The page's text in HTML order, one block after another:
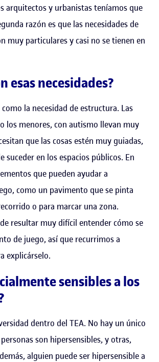
arquitectos y urbanistas teníamos que
razón es que las necesidades de
muy particulares y casi no se tienen en
esas necesidades?
la necesidad de estructura. Las
los menores, con autismo llevan muy
que las cosas estén muy guiadas,
suceder en los espacios públicos. En
que pueden ayudar a
como un pavimento que se pinta
o para marcar una zona.
resultar muy difícil entender cómo se
de juego, así que recurrimos a
explicárselo.
sensibles a los
dentro del TEA. No hay un único
son hipersensibles, y otras,
alguien puede ser hipersensible a